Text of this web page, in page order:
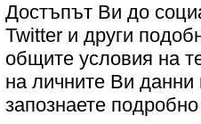
Достъпът Ви до
Twitter и други
общите условия на
на личните Ви
запознаете